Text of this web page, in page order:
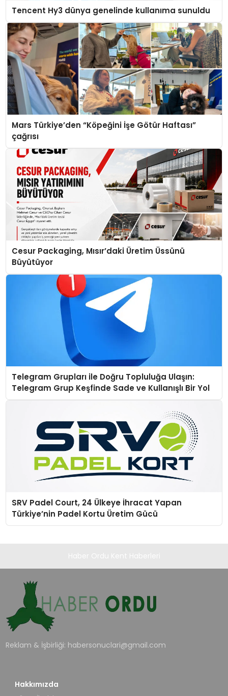
Tencent Hy3 dünya genelinde kullanıma sunuldu
Mars Türkiye’den “Köpeğini İşe Götür Haftası”
çağrısı
Cesur Packaging, Mısır’daki Üretim Üssünü
Büyütüyor
Telegram Grupları ile Doğru Topluluğa Ulaşın:
Telegram Grup Keşfinde Sade ve Kullanışlı Bir Yol
SRV Padel Court, 24 Ülkeye İhracat Yapan
Türkiye’nin Padel Kortu Üretim Gücü
Reklam & İşbirliği: habersonuclari@gmail.com
Hakkımızda